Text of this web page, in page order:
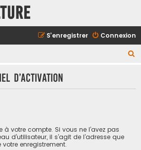
Connexion
S’enregistrer
h
d’activation
à votre compte. Si vous ne l’avez pas
d’utilisateur, il s’agit de l’adresse que
enregistrement.